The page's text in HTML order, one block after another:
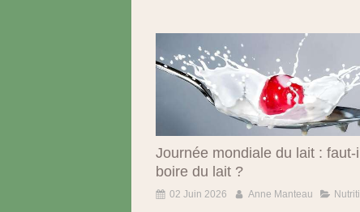
Journée mondiale du lait : faut-
boire du lait ?
02 Juin 2026 Anne Manteau